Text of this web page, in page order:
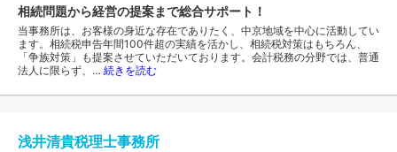
相続問題から経営の提案まで総合サポート！
当事務所は、お客様の身近な存在でありたく、中京地域を中心に活動してい
ます。相続税申告年間100件超の実績を活かし、相続税対策はもちろん、
「争族対策」も提案させていただいております。会計税務の分野では、普通
法人に限らず、… 続きを読む
浅井清貴税理士事務所